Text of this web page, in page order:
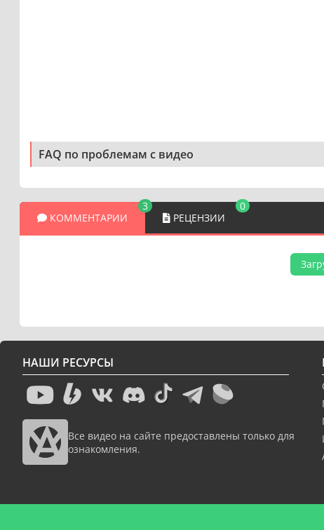
FAQ по проблемам с видео
КОММЕНТАРИИ
3
РЕЦЕНЗИИ
0
НАШИ РЕСУРСЫ
Все видео на сайте предоставлены только для
ознакомления.